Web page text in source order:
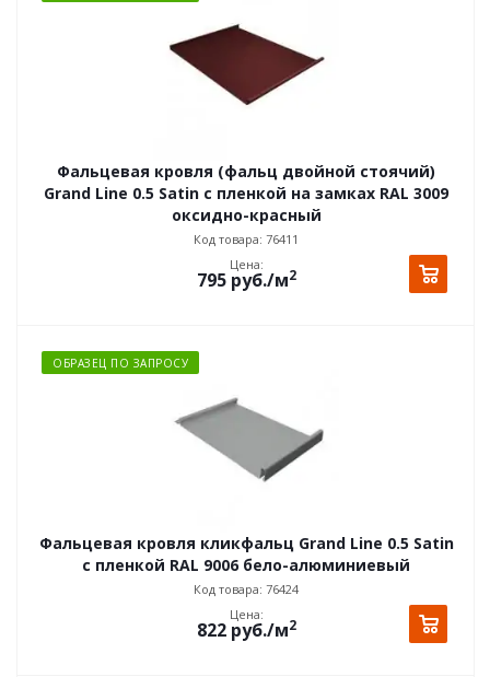
Фальцевая кровля (фальц двойной стоячий)
Grand Line 0.5 Satin с пленкой на замках RAL 3009
оксидно-красный
Код товара: 76411
Цена:
795руб./м2
ОБРАЗЕЦ ПО ЗАПРОСУ
Фальцевая кровля кликфальц Grand Line 0.5 Satin
с пленкой RAL 9006 бело-алюминиевый
Код товара: 76424
Цена:
822руб./м2